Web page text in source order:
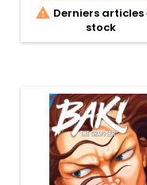
 Derniers articles
stock